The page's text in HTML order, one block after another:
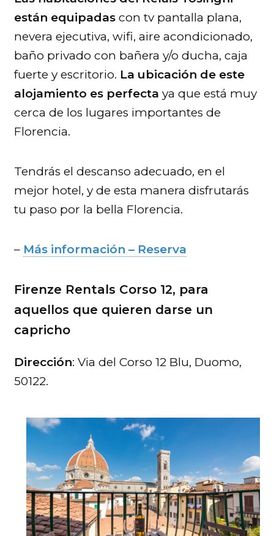
están equipadas con tv pantalla plana,
nevera ejecutiva, wifi, aire acondicionado,
baño privado con bañera y/o ducha, caja
fuerte y escritorio. La ubicación de este
alojamiento es perfecta ya que está muy
cerca de los lugares importantes de
Florencia.
Tendrás el descanso adecuado, en el
mejor hotel, y de esta manera disfrutarás
tu paso por la bella Florencia.
– Más información – Reserva
Firenze Rentals Corso 12, para
aquellos que quieren darse un
capricho
Dirección: Via del Corso 12 Blu, Duomo,
50122.